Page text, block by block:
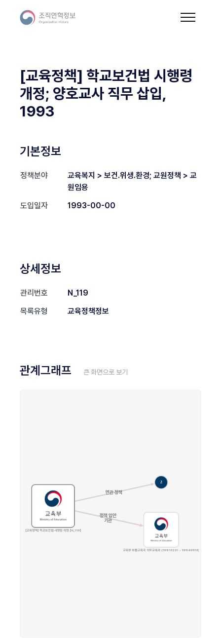
[교육정책] 학교보건법 시행령
개정; 양호교사 직무 삽입,
1993
기본정보
정책분야
교육복지 > 보건.위생.환경; 교원정책 > 교
원임용
도입일자
1993-00-00
상세정보
관리번호
N_119
목록유형
교육정책정보
관계그래프 큰 화면으로 보기